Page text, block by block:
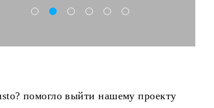
помогло выйти нашему проекту